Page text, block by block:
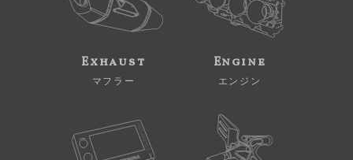
Exhaust
マフラー
Engine
エンジン